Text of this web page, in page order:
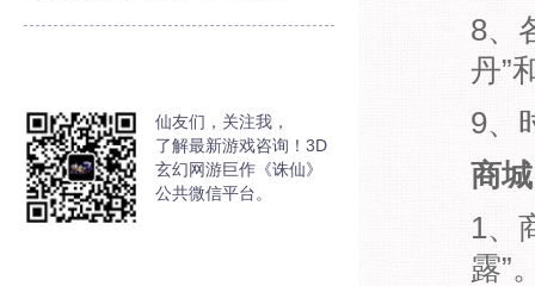
仙友们，关注我，
了解最新游戏咨询！3D
玄幻网游巨作《诛仙》
公共微信平台。
8、
丹”
9、
商
1、
露”